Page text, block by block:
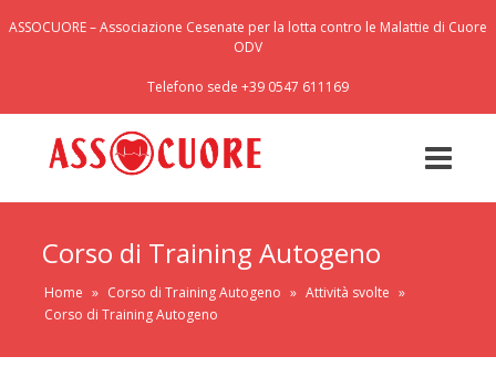
ASSOCUORE – Associazione Cesenate per la lotta contro le Malattie di Cuore
ODV
Telefono sede +39 0547 611169
Corso di Training Autogeno
Home » Corso di Training Autogeno » Attività svolte »
Corso di Training Autogeno